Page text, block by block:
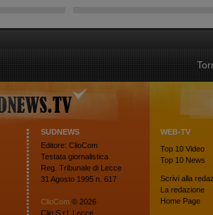
SUDNEWS
Editore: ClioCom
Testata giornalistica
Reg. Tribunale di Lecce
31 Agosto 1995 n. 617
ClioCom © 2026
Clio S.r.l. Lecce
WEB-TV
Top 10 Video
Top 10 News
Scrivi alla
La redazione
Home Page